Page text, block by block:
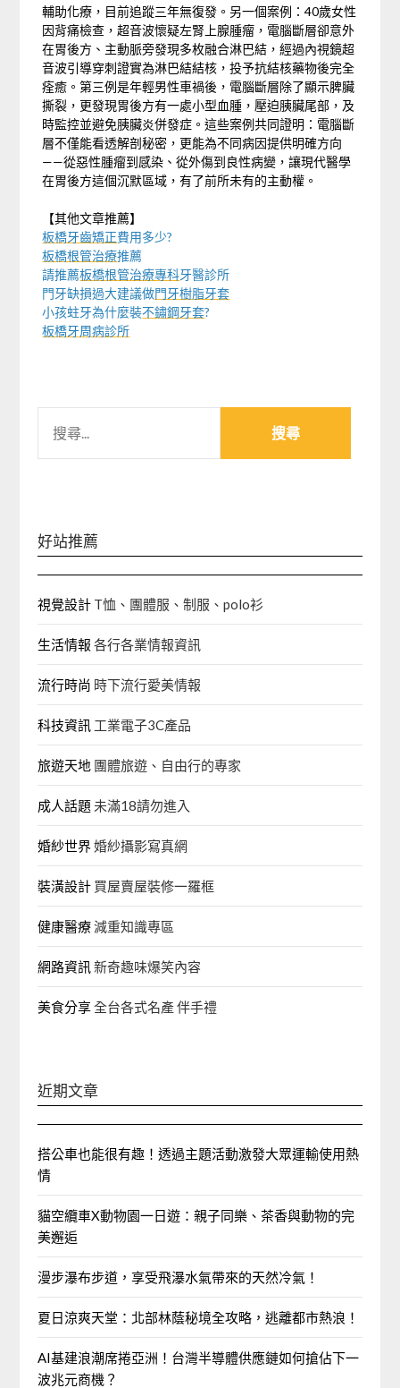
輔助化療，目前追蹤三年無復發。另一個案例：40歲女性
因背痛檢查，超音波懷疑左腎上腺腫瘤，電腦斷層卻意外
在胃後方、主動脈旁發現多枚融合淋巴結，經過內視鏡超
音波引導穿刺證實為淋巴結結核，投予抗結核藥物後完全
痊癒。第三例是年輕男性車禍後，電腦斷層除了顯示脾臟
撕裂，更發現胃後方有一處小型血腫，壓迫胰臟尾部，及
時監控並避免胰臟炎併發症。這些案例共同證明：電腦斷
層不僅能看透解剖秘密，更能為不同病因提供明確方向
——從惡性腫瘤到感染、從外傷到良性病變，讓現代醫學
在胃後方這個沉默區域，有了前所未有的主動權。
【其他文章推薦】
板橋牙齒矯正費用多少?
板橋根管治療推薦
請推薦板橋根管治療專科牙醫診所
門牙缺損過大建議做門牙樹脂牙套
小孩蛀牙為什麼裝不鏽鋼牙套?
板橋牙周病診所
關
好站推薦
視覺設計 T恤、團體服、制服、polo衫
生活情報 各行各業情報資訊
流行時尚 時下流行愛美情報
科技資訊 工業電子3C產品
旅遊天地 團體旅遊、自由行的專家‎
成人話題 未滿18請勿進入
婚紗世界婚紗攝影寫真網
裝潢設計 買屋賣屋裝修一羅框
健康醫療減重知識專區
網路資訊 新奇趣味爆笑內容
美食分享全台各式名產 伴手禮
近期文章
搭公車也能很有趣！透過主題活動激發大眾運輸使用熱
情
貓空纜車X動物園一日遊：親子同樂、茶香與動物的完
美邂逅
漫步瀑布步道，享受飛瀑水氣帶來的天然冷氣！
夏日涼爽天堂：北部林蔭秘境全攻略，逃離都市熱浪！
AI基建浪潮席捲亞洲！台灣半導體供應鏈如何搶佔下一
波兆元商機？